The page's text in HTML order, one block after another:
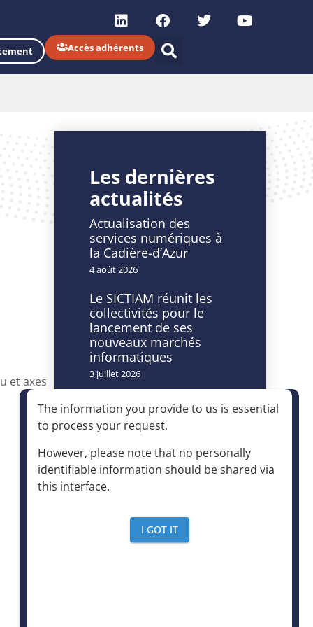
Accès adhérents
et axes
Les dernières
actualités
Actualisation des
services numériques à
la Cadière-d’Azur
4 août 2026
Le SICTIAM réunit les
collectivités pour le
lancement de ses
nouveaux marchés
informatiques
3 juillet 2026
Caméras à lecture
automatisée de
plaques
d’immatriculation et
accès à la déchèterie :
un dispositif autorisé à
condition d’être
4 juin 2026
The information you provide to us is essential
to process your request.
However, please note that no personally
identifiable information should be shared via
this interface.
I GOT IT